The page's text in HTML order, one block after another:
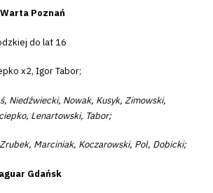
Poznań
do lat 16
x2, Igor Tabor;
Niedźwiecki, Nowak, Kusyk, Zimowski,
Lenartowski, Tabor;
Zrubek, Marciniak, Koczarowski, Pol, Dobicki;
Gdańsk